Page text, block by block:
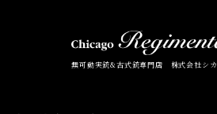
無可動実銃&古式銃専門店 株式会社シ